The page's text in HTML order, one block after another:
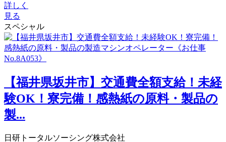
詳しく
見る
スペシャル
【福井県坂井市】交通費全額支給！未経
験OK！寮完備！感熱紙の原料・製品の
製...
日研トータルソーシング株式会社